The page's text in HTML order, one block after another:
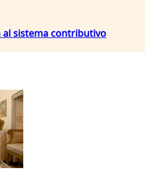
al sistema contributivo